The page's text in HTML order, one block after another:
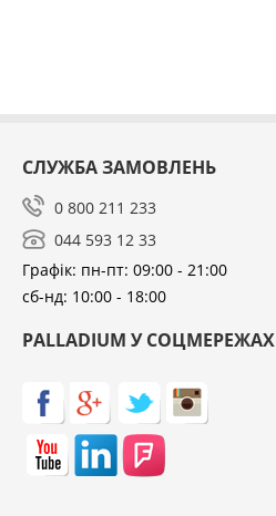
СЛУЖБА ЗАМОВЛЕНЬ
0 800 211 233
044 593 12 33
Графік: пн-пт: 09:00 - 21:00
сб-нд: 10:00 - 18:00
PALLADIUM У СОЦМЕРЕЖАХ